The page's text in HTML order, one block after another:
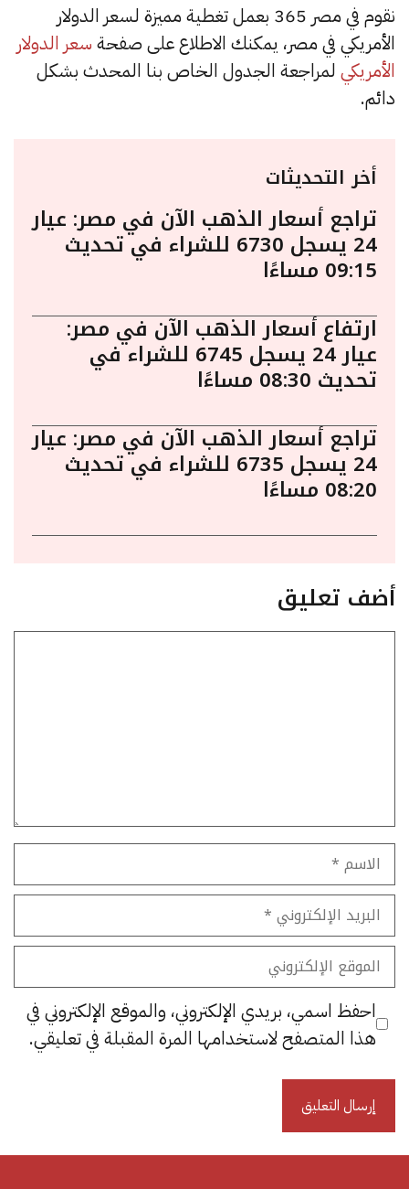
نقوم في مصر 365 بعمل تغطية مميزة لسعر الدولار
الأمريكي في مصر، يمكنك الاطلاع على صفحة سعر الدولار
الأمريكي لمراجعة الجدول الخاص بنا المحدث بشكل
دائم.
أخر التحديثات
تراجع أسعار الذهب الآن في مصر: عيار
24 يسجل 6730 للشراء في تحديث
09:15 مساءًا
ارتفاع أسعار الذهب الآن في مصر:
عيار 24 يسجل 6745 للشراء في
تحديث 08:30 مساءًا
تراجع أسعار الذهب الآن في مصر: عيار
24 يسجل 6735 للشراء في تحديث
08:20 مساءًا
أضف تعليق
الاسم
البريد
الإلكتروني
الموقع
الإلكتروني
احفظ اسمي، بريدي الإلكتروني، والموقع الإلكتروني في
هذا المتصفح لاستخدامها المرة المقبلة في تعليقي.